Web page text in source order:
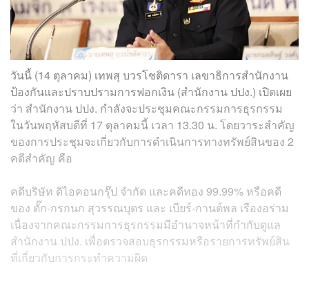
วันนี้ (14 ตุลาคม) เทพสุ บวรโชติดารา เลขาธิการสำนักงาน
ป้องกันและปราบปรามการฟอกเงิน (สำนักงาน ปปง.) เปิดเผย
ว่า สำนักงาน ปปง. กำลังจะประชุมคณะกรรมการธุรกรรม
ในวันพฤหัสบดีที่ 17 ตุลาคมนี้ เวลา 13.30 น. โดยวาระสำคัญ
ของการประชุมจะเกี่ยวกับการดำเนินการทางทรัพย์สินของ 2
คดีสำคัญ คือ
คดีบริษัท ดิไอคอนกรุ๊ป จำกัด และคดีทอง 99.99% หรือคดี
ของ ตั๊ก-กรกนก สุวรรณบุตร และ เบียร์-กานต์พล เรืองอร่าม
เนื่องจากคณะกรรมการธุรกรรมมีอำนาจหน้าที่กำกับดูแล
สำนักงาน ปปง. เพื่อตรวจสอบธุรกรรมหรือรายการทรัพย์สิน
ที่เกี่ยวกับการกระทำความผิด